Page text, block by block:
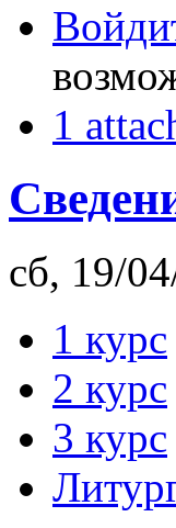
1
сб, 19/
1 курс
2 курс
3 курс